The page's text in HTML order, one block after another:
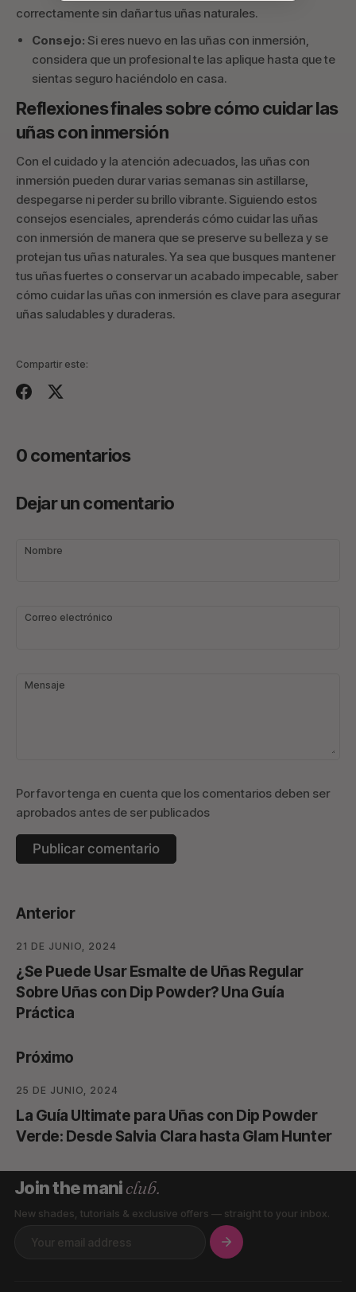
correctamente sin dañar tus uñas naturales.
Consejo: Si eres nuevo en las uñas con inmersión,
considera que un profesional te las aplique hasta que te
sientas seguro haciéndolo en casa.
Reflexiones finales sobre cómo cuidar las
uñas con inmersión
Con el cuidado y la atención adecuados, las uñas con
inmersión pueden durar varias semanas sin astillarse,
despegarse ni perder su brillo vibrante. Siguiendo estos
consejos esenciales, aprenderás cómo cuidar las uñas
con inmersión de manera que se preserve su belleza y se
protejan tus uñas naturales. Ya sea que busques mantener
tus uñas fuertes o conservar un acabado impecable, saber
cómo cuidar las uñas con inmersión es clave para asegurar
uñas saludables y duraderas.
Compartir este:
0 comentarios
Dejar un comentario
Nombre
Correo electrónico
Mensaje
Por favor tenga en cuenta que los comentarios deben ser
aprobados antes de ser publicados
Anterior
21 DE JUNIO, 2024
¿Se Puede Usar Esmalte de Uñas Regular
Sobre Uñas con Dip Powder? Una Guía
Práctica
Próximo
25 DE JUNIO, 2024
La Guía Ultimate para Uñas con Dip Powder
Verde: Desde Salvia Clara hasta Glam Hunter
Join the maniclub.
New shades, tutorials & exclusive offers — straight to your inbox.